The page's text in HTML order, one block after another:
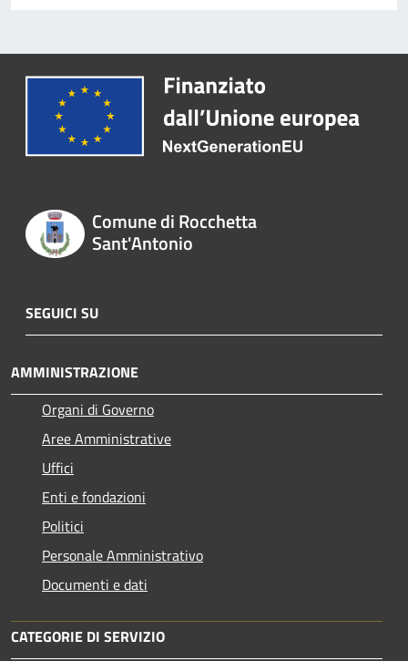
Comune di Rocchetta
Sant'Antonio
SEGUICI SU
AMMINISTRAZIONE
Organi di Governo
Aree Amministrative
Uffici
Enti e fondazioni
Politici
Personale Amministrativo
Documenti e dati
CATEGORIE DI SERVIZIO